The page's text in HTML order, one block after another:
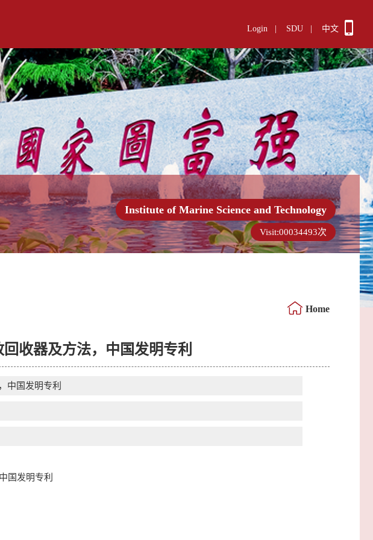
Login SDU 中文
Institute of Marine Science and Technology
Visit:00034493次
Home
收器及方法，中国发明专利
中国发明专利
国发明专利